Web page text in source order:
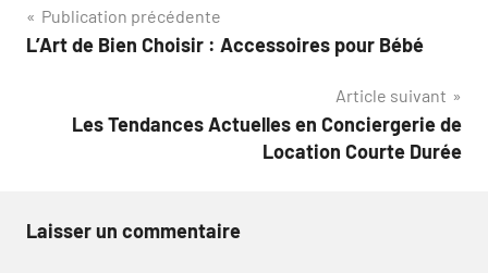
Navigation
de
Publication précédente
L’Art de Bien Choisir : Accessoires pour Bébé
Article suivant
Les Tendances Actuelles en Conciergerie de
Location Courte Durée
Laisser un commentaire